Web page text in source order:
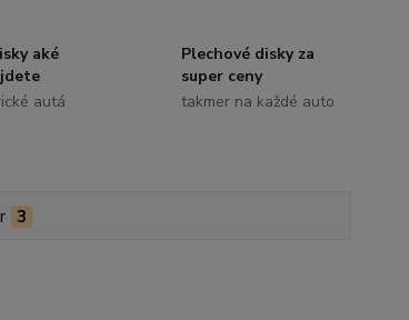
aké
autá
Plechové disky za
super ceny
takmer na každé auto
3